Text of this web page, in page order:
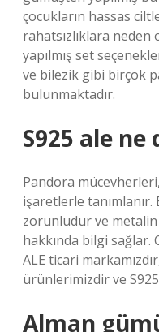
çocukların hassas
rahatsızlıklara
yapılmış set
ve bilezik gibi birçok
bulunmaktadır.
S925 ale ne
Pandora
işaretlerle
zorunludur ve metalin
hakkında bilgi
ALE ticari
ürünlerimizdir ve
Alman